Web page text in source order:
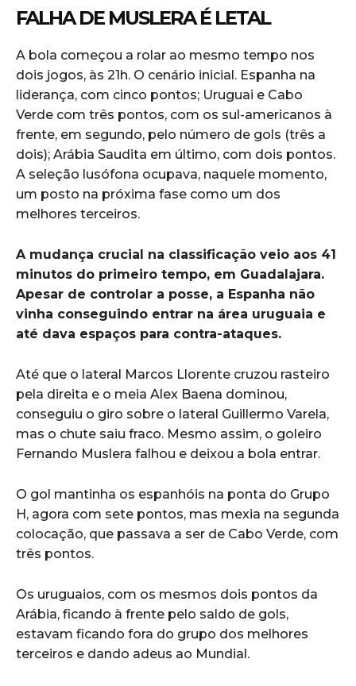
FALHA DE MUSLERA É LETAL
A bola começou a rolar ao mesmo tempo nos
dois jogos, às 21h. O cenário inicial. Espanha na
liderança, com cinco pontos; Uruguai e Cabo
Verde com três pontos, com os sul-americanos à
frente, em segundo, pelo número de gols (três a
dois); Arábia Saudita em último, com dois pontos.
A seleção lusófona ocupava, naquele momento,
um posto na próxima fase como um dos
melhores terceiros.
A mudança crucial na classificação veio aos 41
minutos do primeiro tempo, em Guadalajara.
Apesar de controlar a posse, a Espanha não
vinha conseguindo entrar na área uruguaia e
até dava espaços para contra-ataques.
Até que o lateral Marcos Llorente cruzou rasteiro
pela direita e o meia Alex Baena dominou,
conseguiu o giro sobre o lateral Guillermo Varela,
mas o chute saiu fraco. Mesmo assim, o goleiro
Fernando Muslera falhou e deixou a bola entrar.
O gol mantinha os espanhóis na ponta do Grupo
H, agora com sete pontos, mas mexia na segunda
colocação, que passava a ser de Cabo Verde, com
três pontos.
Os uruguaios, com os mesmos dois pontos da
Arábia, ficando à frente pelo saldo de gols,
estavam ficando fora do grupo dos melhores
terceiros e dando adeus ao Mundial.